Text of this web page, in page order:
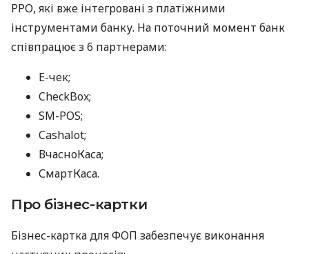
РРО, які вже інтегровані з платіжними
інструментами банку. На поточний момент банк
співпрацює з 6 партнерами:
E-чек;
CheckBox;
SM-POS;
Cashalot;
ВчасноКаса;
СмартКаса.
Про бізнес-картки
Бізнес-картка для ФОП забезпечує виконання